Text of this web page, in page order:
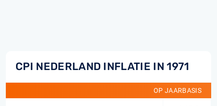
CPI NEDERLAND INFLATIE IN 1971
OP JAARBASIS